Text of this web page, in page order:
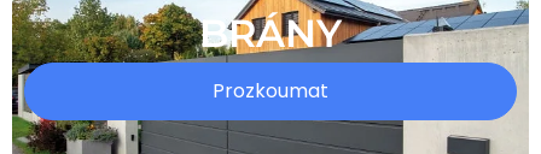
BRÁNY
Prozkoumat